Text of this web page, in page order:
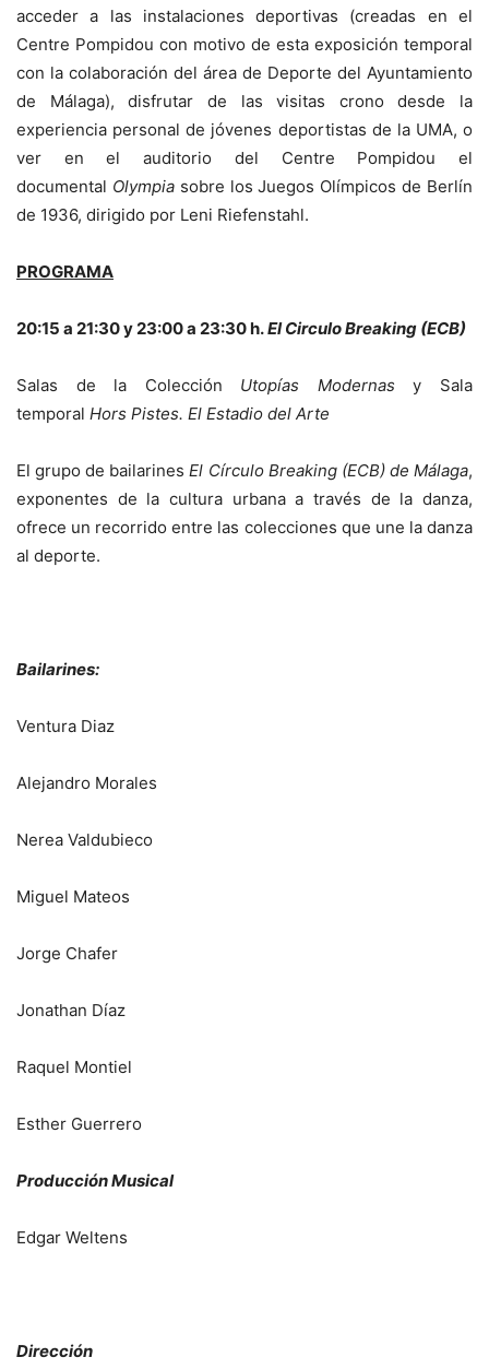
acceder a las instalaciones deportivas (creadas en el
Centre Pompidou con motivo de esta exposición temporal
con la colaboración del área de Deporte del Ayuntamiento
de Málaga), disfrutar de las visitas crono desde la
experiencia personal de jóvenes deportistas de la UMA, o
ver en el auditorio del Centre Pompidou el
documental Olympiasobre los Juegos Olímpicos de Berlín
de 1936, dirigido por Leni Riefenstahl.
PROGRAMA
20:15 a 21:30 y 23:00 a 23:30 h.El Circulo Breaking (ECB)
Salas de la Colección Utopías Modernas y Sala
temporal Hors Pistes. El Estadio del Arte
El grupo de bailarinesEl Círculo Breaking (ECB) de Málaga,
exponentes de la cultura urbana a través de la danza,
ofrece un recorrido entre las colecciones que une la danza
al deporte.
Bailarines:
Ventura Diaz
Alejandro Morales
Nerea Valdubieco
Miguel Mateos
Jorge Chafer
Jonathan Díaz
Raquel Montiel
Esther Guerrero
Producción Musical
Edgar Weltens
Dirección